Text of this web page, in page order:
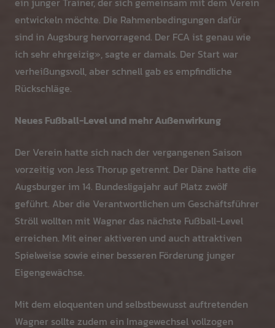
entwickeln möchte. Die Rahmenbedingungen dafür
sind in Augsburg hervorragend. Der FCA ist genau wie
ich sehr ehrgeizig», sagte er damals. Der Start war
verheißungsvoll, aber schnell gab es empfindliche
Rückschläge.
Neues Fußball-Level und mehr Außenwirkung
Der Verein hatte sich nach der vergangenen Saison
vorzeitig von Jess Thorup getrennt. Der Däne hatte die
Augsburger im 14. Bundesligajahr auf Platz zwölf
geführt. Aber die Verantwortlichen um Geschäftsführer
Ströll wollten mit Wagner das nächste Fußball-Level
erreichen. Mit einer aktiveren und auch attraktiven
Spielweise sowie einer besseren Förderung junger
Eigengewächse.
Mit dem eloquenten und selbstbewusst auftretenden
Wagner sollte zudem ein Imagewechsel vollzogen